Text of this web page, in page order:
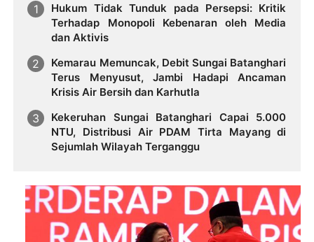
Hukum Tidak Tunduk pada Persepsi: Kritik
Terhadap Monopoli Kebenaran oleh Media
dan Aktivis
Kemarau Memuncak, Debit Sungai Batanghari
Terus Menyusut, Jambi Hadapi Ancaman
Krisis Air Bersih dan Karhutla
Kekeruhan Sungai Batanghari Capai 5.000
NTU, Distribusi Air PDAM Tirta Mayang di
Sejumlah Wilayah Terganggu